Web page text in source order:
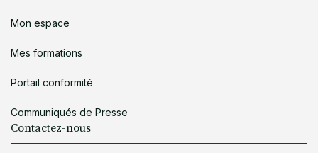
Mon espace
Mes formations
Portail conformité
Communiqués de Presse
Contactez-nous